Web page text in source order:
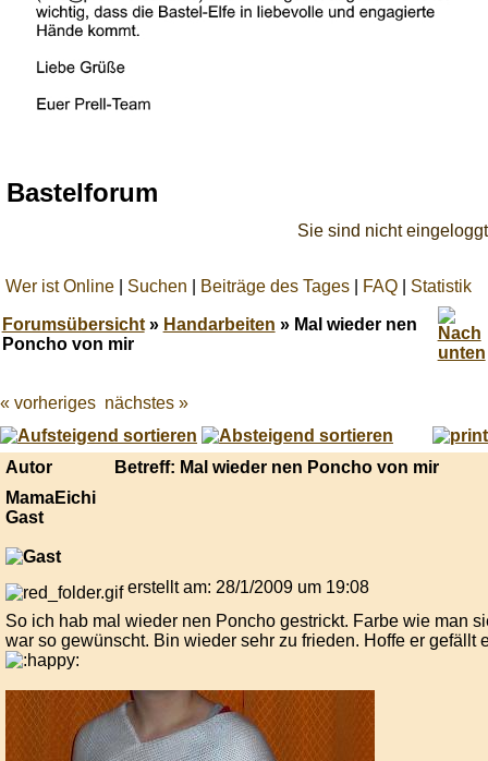
Bastelforum
Sie sind nicht eingeloggt
Wer ist Online Suchen Beiträge des Tages FAQ Statistik
Forumsübersicht» Handarbeiten » Mal wieder nen
Poncho von mir
Best
online
live
casino
« vorheriges nächstes »
Autor
Betreff: Mal wieder nen Poncho von mir
MamaEichi
Gast
erstellt am: 28/1/2009 um 19:08
So ich hab mal wieder nen Poncho gestrickt. Farbe wie man
war so gewünscht. Bin wieder sehr zu frieden. Hoffe er gefällt